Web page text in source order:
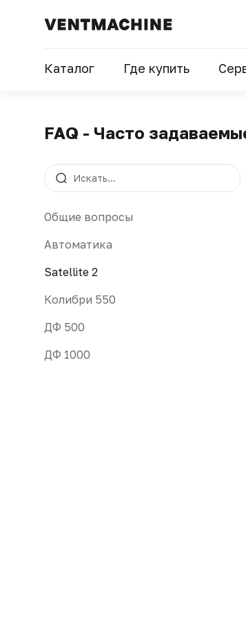
Каталог Где купить
FAQ - Часто
Общие вопросы
Автоматика
Satellite 2
Колибри 550
ДФ 500
ДФ 1000